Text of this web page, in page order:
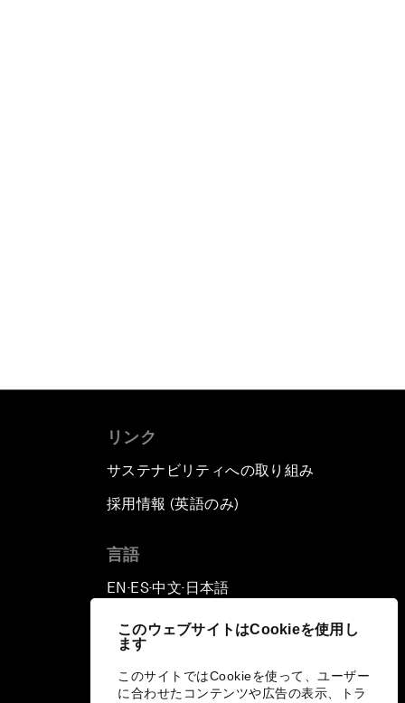
このウェブサイトはCookieを使用し
ます
このサイトではCookieを使って、ユーザー
に合わせたコンテンツや広告の表示、トラ
リンク
サステナビリティへの取り組み
採用情報 (英語のみ)
言語
EN ▪ ES▪中文▪ 日本語